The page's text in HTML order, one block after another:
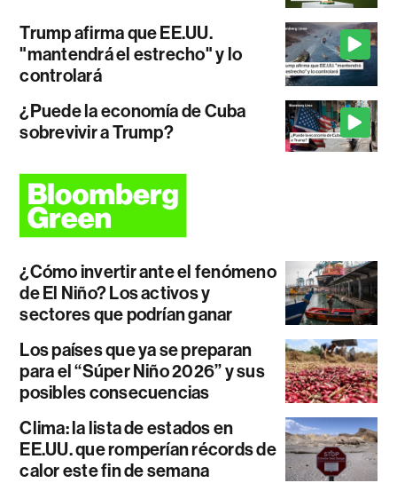
Trump afirma que EE.UU.
"mantendrá el estrecho" y lo
controlará
¿Puede la economía de Cuba
sobrevivir a Trump?
¿Cómo invertir ante el fenómeno
de El Niño? Los activos y
sectores que podrían ganar
Los países que ya se preparan
para el “Súper Niño 2026” y sus
posibles consecuencias
Clima: la lista de estados en
EE.UU. que romperían récords de
calor este fin de semana